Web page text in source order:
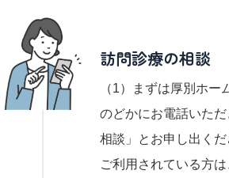
訪問診療の相談
（1）まずは厚別ホー
のどかにお電話いた
相談」とお申し出く
ご利用されている方